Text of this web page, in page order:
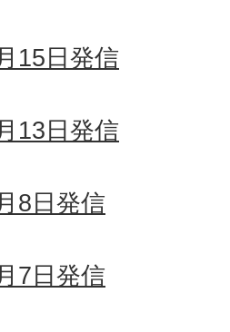
15日発信
13日発信
8日発信
7日発信